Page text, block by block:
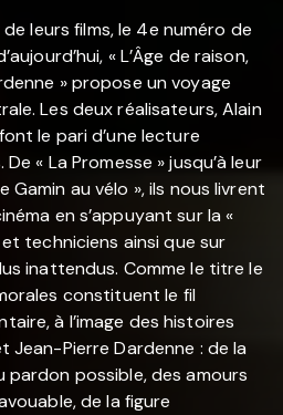
leurs films, le 4e numéro de
« L’Âge de raison,
» propose un voyage
Les deux réalisateurs, Alain
le pari d’une lecture
« La Promesse » jusqu’à leur
Gamin au vélo », ils nous livrent
en s’appuyant sur la «
techniciens ainsi que sur
inattendus. Comme le titre le
constituent le fil
à l’image des histoires
Jean-Pierre Dardenne : de la
possible, des amours
de la figure